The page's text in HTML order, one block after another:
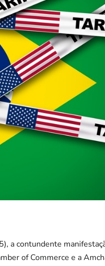
a contundente
of Commerce e a